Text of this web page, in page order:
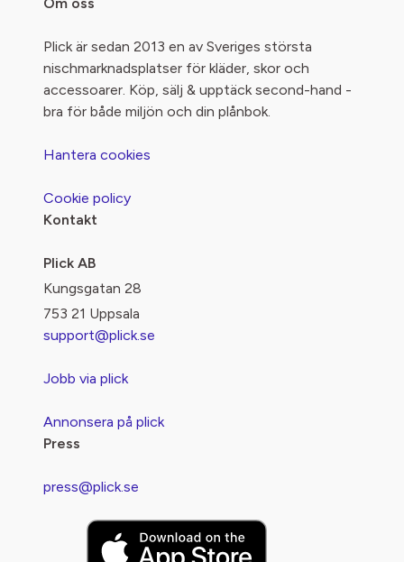
Plick är sedan 2013 en av Sveriges största
nischmarknadsplatser för kläder, skor och
accessoarer. Köp, sälj & upptäck second-hand -
bra för både miljön och din plånbok.
Hantera cookies
Cookie policy
Kontakt
Plick AB
Kungsgatan 28
753 21 Uppsala
support@plick.se
Jobb via plick
Annonsera på plick
Press
press@plick.se